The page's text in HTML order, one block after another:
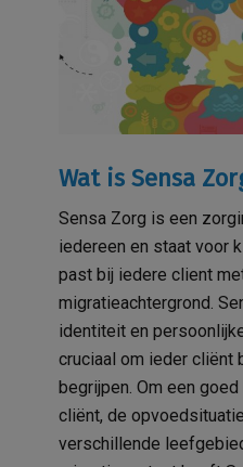
Wat is Sensa
Sensa Zorg is een
iedereen en staat voor
past bij iedere client
migratieachtergrond.
identiteit en
cruciaal om ieder cliënt
begrijpen. Om een
cliënt, de
verschillende